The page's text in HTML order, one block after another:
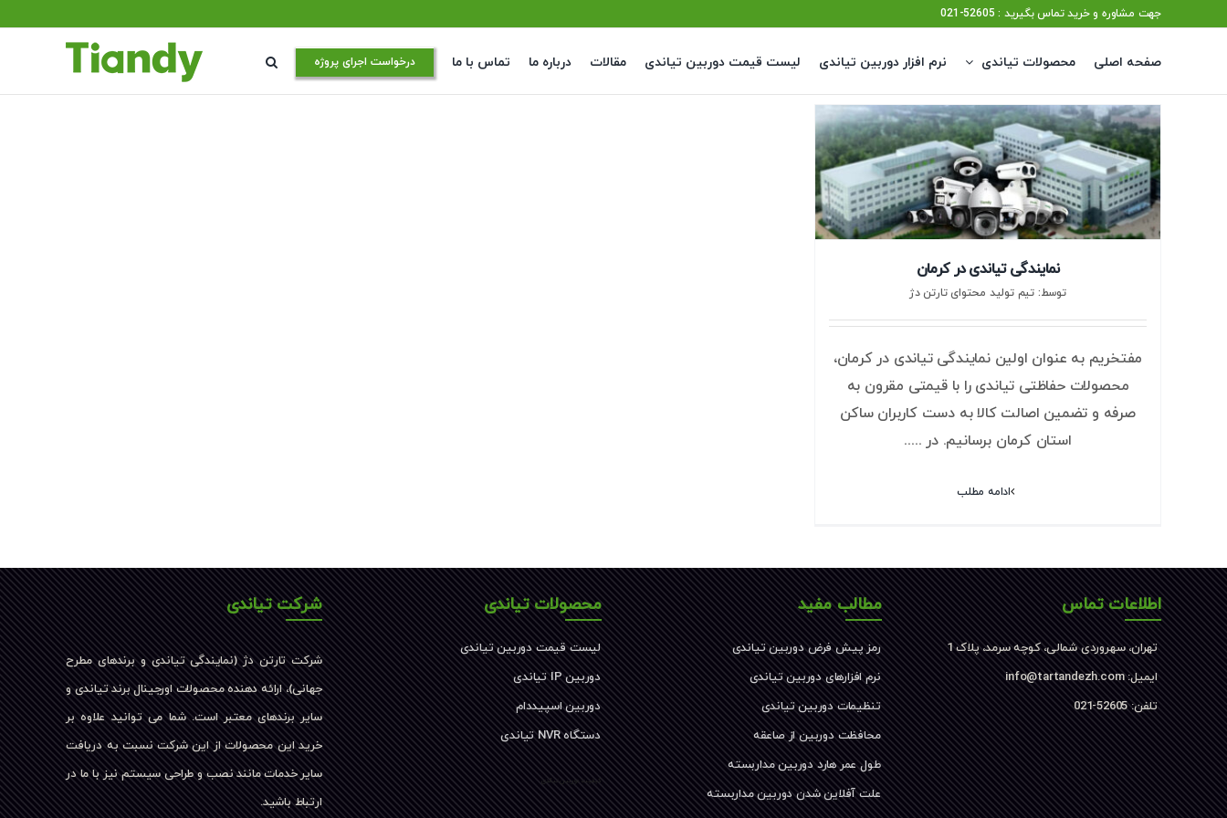
جهت مشاوره و خرید تماس بگیرید : 52605-021
صفحه اصلی محصولات تیاندی نرم افزار دوربین تیاندی لیست قیمت دوربین تیاندی مقالات درباره ما تماس با ما درخواست اجرای پروژه
نمایندگی تیاندی در کرمان
توسط: تیم تولید محتوای تارتن دژ
مفتخریم به عنوان اولین نمایندگی تیاندی در کرمان،
محصولات حفاظتی تیاندی را با قیمتی مقرون به
صرفه و تضمین اصالت کالا به دست کاربران ساکن
استان کرمان برسانیم. در .....
ادامه مطلب
اطلاعات تماس
تهران، سهروردی شمالی، کوچه سرمد، پلاک 1
ایمیل: info@tartandezh.com
تلفن: 52605-021
مطالب مفید
رمز پیش فرض دوربین تیاندی
نرم افزارهای دوربین تیاندی
تنظیمات دوربین تیاندی
محافظت دوربین از صاعقه
طول عمر هارد دوربین مداربسته
علت آفلاین شدن دوربین مداربسته
محصولات تیاندی
لیست قیمت دوربین تیاندی
دوربین IP تیاندی
دوربین اسپیددام
دستگاه NVR تیاندی
کیفیت دوربین تیاندی
شرکت تیاندی
شرکت تارتن دژ (نمایندگی تیاندی و برندهای مطرح
جهانی)، ارائه دهنده محصولات اورجینال برند تیاندی و
سایر برندهای معتبر است. شما می توانید علاوه بر
خرید این محصولات از این شرکت نسبت به دریافت
سایر خدمات مانند نصب و طراحی سیستم نیز با ما در
ارتباط باشید.